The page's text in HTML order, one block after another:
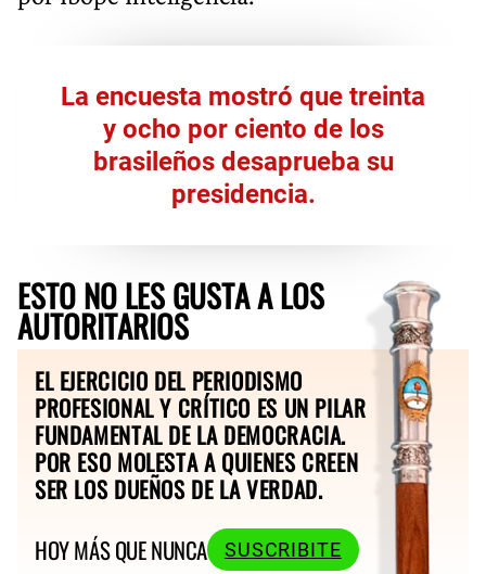
La encuesta mostró que treinta
y ocho por ciento de los
brasileños desaprueba su
presidencia.
ESTO NO LES GUSTA A LOS
AUTORITARIOS
EL EJERCICIO DEL PERIODISMO
PROFESIONAL Y CRÍTICO ES UN PILAR
FUNDAMENTAL DE LA DEMOCRACIA.
POR ESO MOLESTA A QUIENES CREEN
SER LOS DUEÑOS DE LA VERDAD.
HOY MÁS QUE NUNCA
SUSCRIBITE